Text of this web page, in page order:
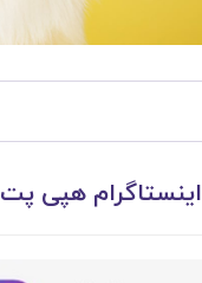
اینستاگرام هپی پت